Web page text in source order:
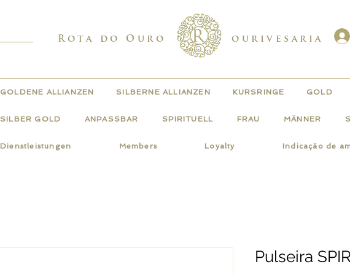
Rota do Ouro ourivesaria
GOLDENE ALLIANZEN SILBERNE ALLIANZEN KURSRINGE GOLD
SILBER GOLD ANPASSBAR SPIRITUELL FRAU MÄNNER
Dienstleistungen Members Loyalty Indicação de
Pulseira